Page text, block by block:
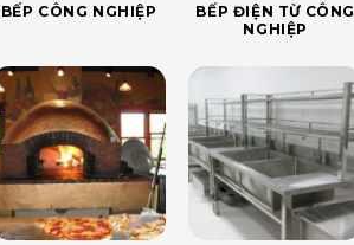
BẾP CÔNG NGHIỆP
BẾP ĐIỆN TỪ CÔNG
NGHIỆP